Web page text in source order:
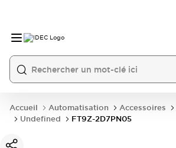
Accueil Automatisation Accessoires
Undefined
FT9Z-2D7PN05